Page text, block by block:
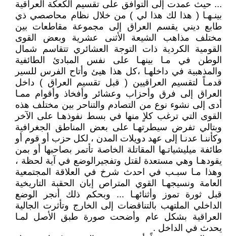
... حيث عمدت إلى التوافق على تقسيم الكعكة العراقية
بينـهـا ( هذا لك هذا لي ) من خلال نظام محاصصي ذي
طابع ديني يقسم العراق إلى مجموعة مقاطعات بين
مختلف مذاهب الشيعة الأثنى عشرية وبعض القوى
القومية الكردية ذات التوجة العشائري تتقاسم شمال
الوطن في مـا بينهـا على نفس المبادئ الطائفية
والمذهبية في داخلهـا ،كل هذا هيئ وأتاح الفرس للسير
قدمـاً لتقسيم العراقيين ( قبل تقسيم العراق ) داخل
العراق إلى فرق وأحزاب وعشائر وأفخاذ وأقوام ممـا
أدى إلى نشوء نوع من التصادم والتناحر بين مختلف هذه
القوى التي ترغب كلاٍ منها في بسط نفوذهـا على الآخر
وبتالي تفرض سيطرتهـا على بعض المناطق الجغرافية
وكأننـا عدنـا إلى عهد دويلات المدن ، لكل حزب أو قوم أو
طائفة ميليشياتـها المقاتلة الخاصة تأتمر بصاحبها أو بمن
يقودهـا وهي مستعدة لقتل وتفجيرالوضع في آية لحظة ،
وهذا مـا سبـب في احدث شرخ في العلاقة المجتمعية
العامة ونسيجهـا القوي المتراص إبان الحقبة التاريخية
قبل ثورة تموز وأثنائهـا ... وبحكم ذلك أنجر الوضع
الداخلي الملتهب بالتناقضات إلى الخارج وتأثرت الجالية
العراقية بشكل عام وأضحت صورة طبق الأصل لمـا
يحدث في الداخل .